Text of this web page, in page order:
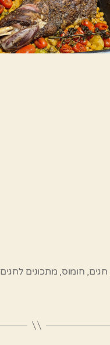
חגים, חומוס, מתכונים לחגים